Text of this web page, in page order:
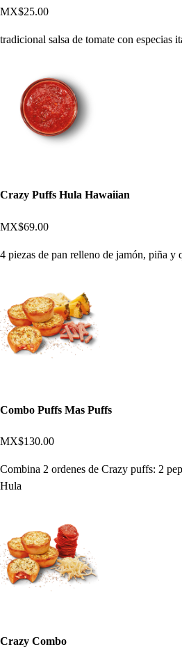
MX$25.00
tradicional salsa de tomate con especias
Crazy Puffs Hula Hawaiian
MX$69.00
4 piezas de pan relleno de jamón, piña y
Combo Puffs Mas Puffs
MX$130.00
Combina 2 ordenes de Crazy puffs: 2
Hula
Crazy Combo